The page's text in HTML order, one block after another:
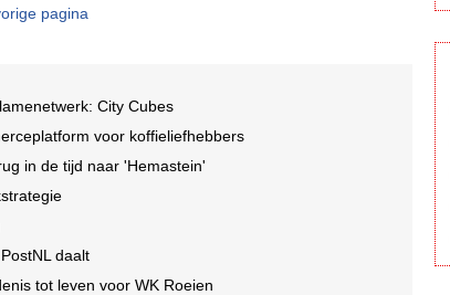
pagina
City Cubes
voor koffieliefhebbers
in de tijd naar 'Hemastein'
daalt
tot leven voor WK Roeien